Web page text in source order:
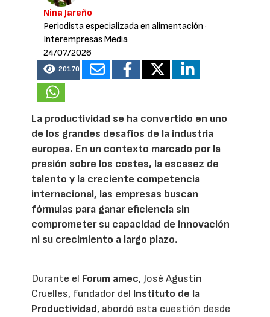
Nina Jareño
Periodista especializada en alimentación ·
Interempresas Media
24/07/2026
20170
La productividad se ha convertido en uno
de los grandes desafíos de la industria
europea. En un contexto marcado por la
presión sobre los costes, la escasez de
talento y la creciente competencia
internacional, las empresas buscan
fórmulas para ganar eficiencia sin
comprometer su capacidad de innovación
ni su crecimiento a largo plazo.
Durante el Forum amec, José Agustín
Cruelles, fundador del Instituto de la
Productividad, abordó esta cuestión desde